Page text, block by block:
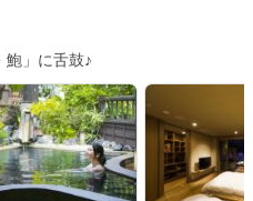
鮑」に舌鼓♪